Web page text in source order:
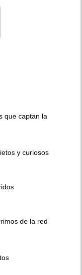
que captan la
y curiosos
de la red